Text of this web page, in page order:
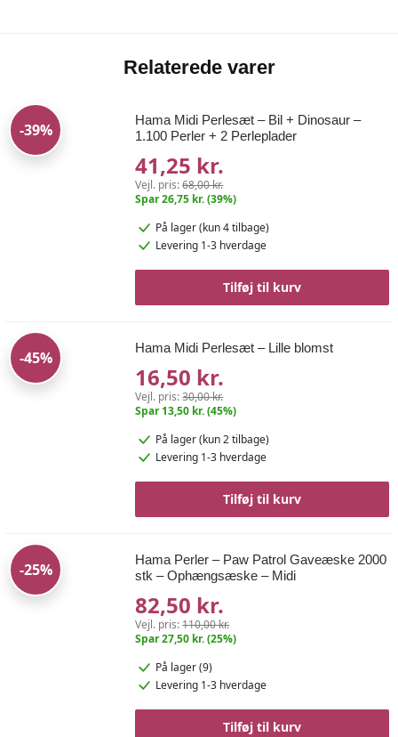
Relaterede varer
-39%
Hama Midi Perlesæt – Bil + Dinosaur –
1.100 Perler + 2 Perleplader
41,25 kr.
Vejl. pris:68,00 kr.
Spar 26,75 kr. (39%)
På lager(kun 4 tilbage)
Levering 1-3 hverdage
Tilføj til kurv
-45%
Hama Midi Perlesæt – Lille blomst
16,50 kr.
Vejl. pris:30,00 kr.
Spar 13,50 kr. (45%)
På lager(kun 2 tilbage)
Levering 1-3 hverdage
Tilføj til kurv
-25%
Hama Perler – Paw Patrol Gaveæske 2000
stk – Ophængsæske – Midi
82,50 kr.
Vejl. pris:110,00 kr.
Spar 27,50 kr. (25%)
På lager (9)
Levering 1-3 hverdage
Tilføj til kurv